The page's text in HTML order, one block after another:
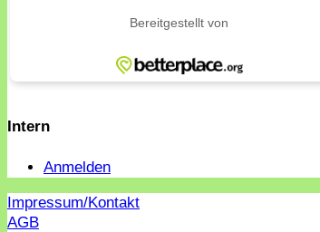
Intern
Anmelden
Impressum/Kontakt
AGB